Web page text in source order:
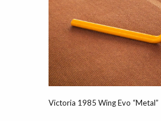
Victoria 1985 Wing Evo “Metal”